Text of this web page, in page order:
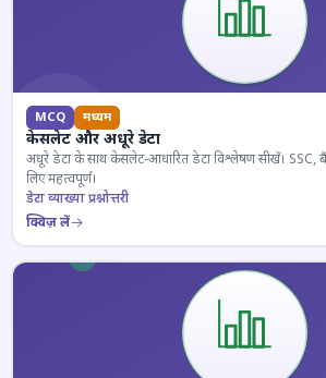
MCQ मध्यम
केसलेट और अधूरे डेटा
अधूरे डेटा के साथ केसलेट-आधारित डेटा विश्लेषण सीखें। SSC,
लिए महत्वपूर्ण।
डेटा व्याख्या प्रश्नोत्तरी
क्विज़ लें